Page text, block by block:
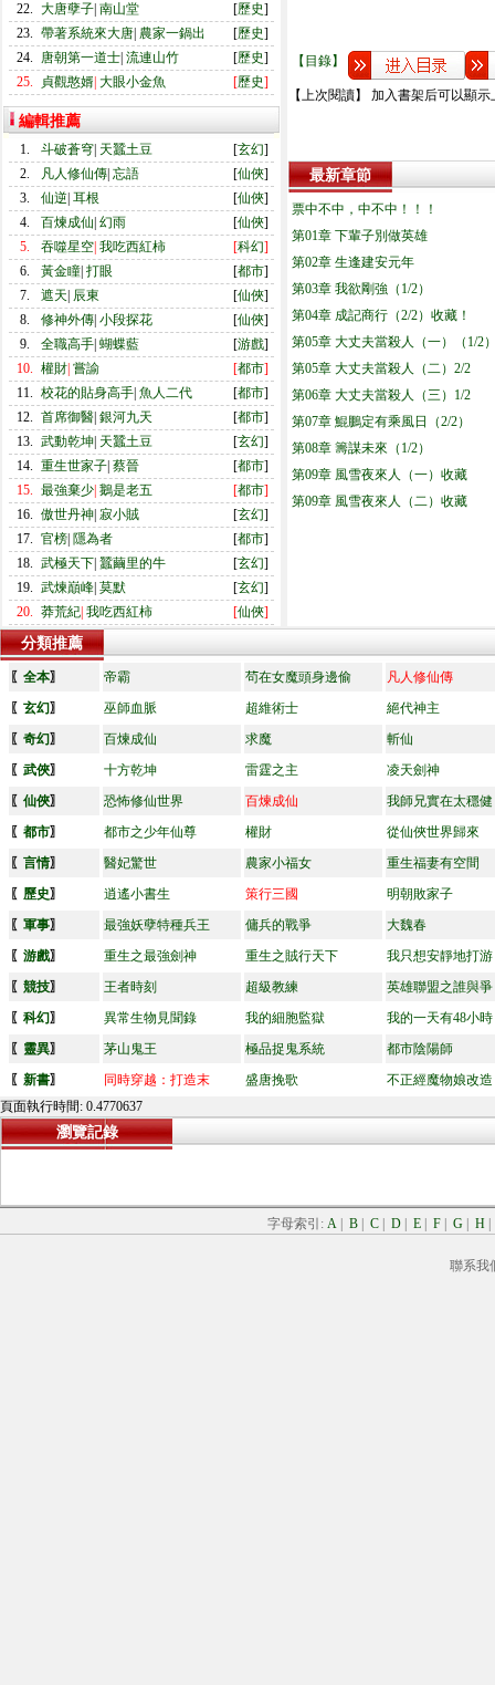
22. 大唐孽子 南山堂 [歷史]
23. 帶著系統來大唐 農家一鍋出 [歷史]
24.
唐朝第一道士 流連山竹 [歷史]
25.
貞觀憨婿 大眼小金魚 [歷史]
編輯推薦
1. 斗破蒼穹 天蠶土豆 [玄幻]
2.
凡人修仙傳 忘語 [仙俠]
3.
仙逆 耳根 [仙俠]
4.
百煉成仙 幻雨 [仙俠]
5.
吞噬星空 我吃西紅柿 [科幻]
6.
黃金瞳 打眼 [都市]
7.
遮天 辰東 [仙俠]
8.
修神外傳 小段探花 [仙俠]
9.
全職高手 蝴蝶藍 [游戲]
10. 權財 嘗諭 [都市]
11. 校花的貼身高手 魚人二代 [都市]
12. 首席御醫 銀河九天 [都市]
13. 武動乾坤 天蠶土豆 [玄幻]
14. 重生世家子 蔡晉 [都市]
15. 最強棄少 鵝是老五 [都市]
16. 傲世丹神 寂小賊 [玄幻]
17. 官榜 隱為者 [都市]
18. 武極天下 蠶繭里的牛 [玄幻]
19. 武煉巔峰 莫默 [玄幻]
20. 莽荒紀 我吃西紅柿 [仙俠]
【目錄】
【上次閱讀】 加入書架后可以顯
最新章節
票中不中，中不中！！！
第01章 下輩子別做英雄
第02章 生逢建安元年
第03章 我欲剛強（1/2）
第04章 成記商行（2/2）收藏！
第05章 大丈夫當殺人（一）（1/2
第05章 大丈夫當殺人（二）2/2
第06章 大丈夫當殺人（三）1/2
第07章 鯤鵬定有乘風日（2/2）
第08章 籌謀未來（1/2）
第09章 風雪夜來人（一）收藏
第09章 風雪夜來人（二）收藏
分類推薦
〖 全本〗 帝霸 茍在女魔頭身邊偷
凡人修仙傳
〖 玄幻〗 巫師血脈 超維術士
絕代神主
〖 奇幻〗 百煉成仙 求魔
斬仙
〖 武俠〗 十方乾坤 雷霆之主
凌天劍神
〖 仙俠〗 恐怖修仙世界 百煉成仙
我師兄實在太穩健
〖 都市〗 都市之少年仙尊 權財
從仙俠世界歸來
〖 言情〗 醫妃驚世 農家小福女
重生福妻有空間
〖 歷史〗 逍遙小書生 策行三國
明朝敗家子
〖 軍事〗 最強妖孽特種兵王 傭兵的戰爭
大魏春
〖 游戲〗 重生之最強劍神 重生之賊行天下
我只想安靜地打游
〖 競技〗 王者時刻 超級教練
英雄聯盟之誰與爭
〖 科幻〗 異常生物見聞錄 我的細胞監獄
我的一天有48小時
〖 靈異〗 茅山鬼王 極品捉鬼系統
都市陰陽師
〖 新書〗 同時穿越：打造末 盛唐挽歌
不正經魔物娘改造
頁面執行時間: 0.4770637
瀏覽記錄
字母索引: A B C D E F G H
聯系我